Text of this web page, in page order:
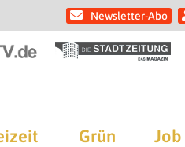
Newsletter-Abo
Grün Job